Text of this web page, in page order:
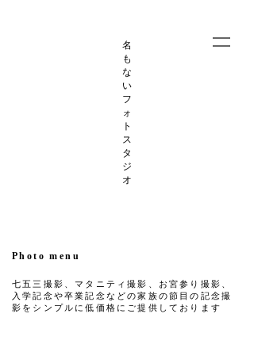
名
も
な
い
フ
ォ
ト
ス
タ
ジ
オ
Photo menu
七五三撮影、マタニティ撮影、お宮参り撮影、
入学記念や卒業記念などの​家族の節目の記念撮
影をシンプルに低価格にご提供しております